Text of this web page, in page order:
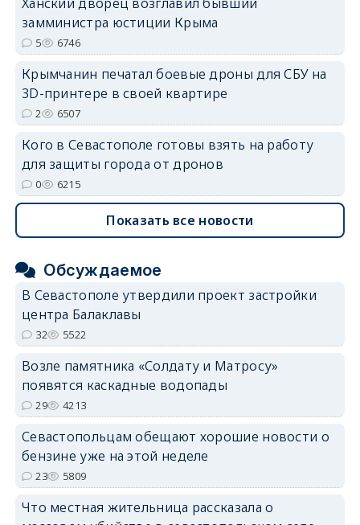
замминистра юстиции Крыма
5 6746
Крымчанин печатал боевые дроны для СБУ на
3D-принтере в своей квартире
2 6507
Кого в Севастополе готовы взять на работу
для защиты города от дронов
0 6215
Показать все новости
Обсуждаемое
В Севастополе утвердили проект застройки
центра Балаклавы
32 5522
Возле памятника «Солдату и Матросу»
появятся каскадные водопады
29 4213
Севастопольцам обещают хорошие новости о
бензине уже на этой неделе
23 5809
Что местная жительница рассказала о